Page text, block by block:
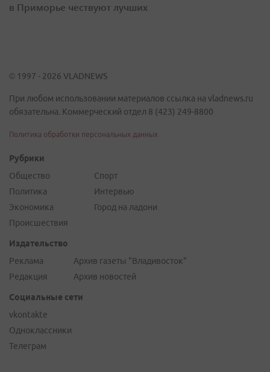
в Приморье чествуют лучших
© 1997 - 2026 VLADNEWS
При любом использовании материалов ссылка на vladnews.ru
обязательна. Коммерческий отдел 8 (423) 249-8800
Политика обработки персональных данных
Рубрики
Общество
Политика
Экономика
Происшествия
Спорт
Интервью
Город на ладони
Издательство
Реклама
Редакция
Архив газеты "Владивосток"
Архив новостей
Социальные сети
vkontakte
Одноклассники
Телеграм